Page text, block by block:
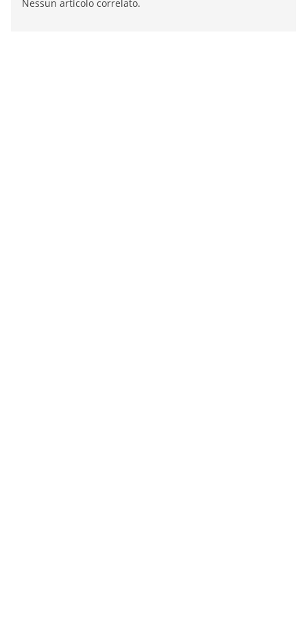
Nessun articolo correlato.